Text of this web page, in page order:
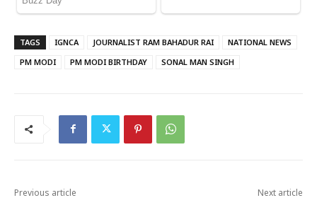
TAGS IGNCA JOURNALIST RAM BAHADUR RAI
NATIONAL NEWS
PM MODI
PM MODI BIRTHDAY SONAL MAN SINGH
Previous article Next article